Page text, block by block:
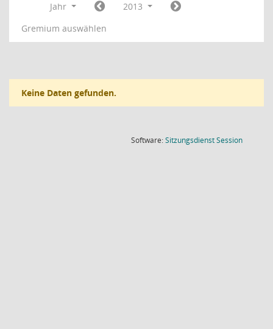
Jahr
2013
Gremium auswählen
Keine Daten gefunden.
Software:SitzungsdienstSession(Wird in